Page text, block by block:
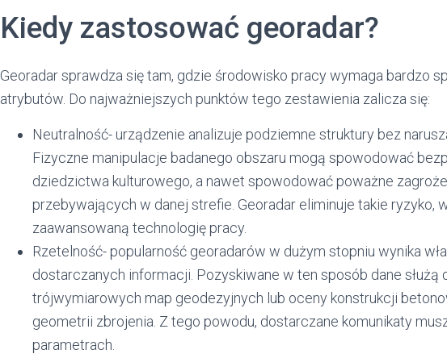
Kiedy zastosować georadar?
Georadar sprawdza się tam, gdzie środowisko pracy wymaga bardzo
atrybutów. Do najważniejszych punktów tego zestawienia zalicza się:
Neutralność- urządzenie analizuje podziemne struktury bez
Fizyczne manipulacje badanego obszaru mogą spowodować
dziedzictwa kulturowego, a nawet spowodować poważne
przebywających w danej strefie. Georadar eliminuje takie ryzyko,
zaawansowaną technologię pracy.
Rzetelność- popularność georadarów w dużym stopniu wynika
dostarczanych informacji. Pozyskiwane w ten sposób dane służą
trójwymiarowych map geodezyjnych lub oceny konstrukcji
geometrii zbrojenia. Z tego powodu, dostarczane komunikaty
parametrach.